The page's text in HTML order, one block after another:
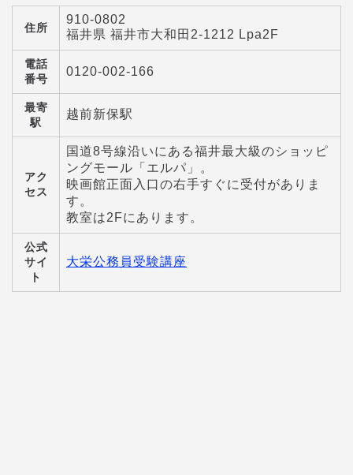
住所
910-0802
福井県 福井市大和田2-1212 Lpa2F
電話
番号
0120-002-166
最寄
駅
越前新保駅
アク
セス
国道8号線沿いにある福井最大級のショッピ
ングモール「エルパ」。
映画館正面入口の右手すぐに受付がありま
す。
教室は2Fにあります。
公式
サイ
ト
大栄公務員受験講座